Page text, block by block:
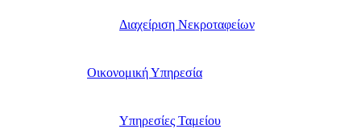
Διαχείριση Νεκροταφείων
Οικονομική Υπηρεσία
Υπηρεσίες Ταμείου